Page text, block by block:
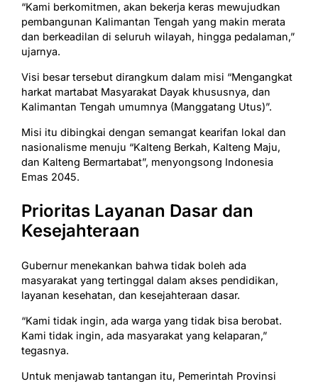
“Kami berkomitmen, akan bekerja keras mewujudkan
pembangunan Kalimantan Tengah yang makin merata
dan berkeadilan di seluruh wilayah, hingga pedalaman,”
ujarnya.
Visi besar tersebut dirangkum dalam misi “Mengangkat
harkat martabat Masyarakat Dayak khususnya, dan
Kalimantan Tengah umumnya (Manggatang Utus)”.
Misi itu dibingkai dengan semangat kearifan lokal dan
nasionalisme menuju “Kalteng Berkah, Kalteng Maju,
dan Kalteng Bermartabat”, menyongsong Indonesia
Emas 2045.
Prioritas Layanan Dasar dan
Kesejahteraan
Gubernur menekankan bahwa tidak boleh ada
masyarakat yang tertinggal dalam akses pendidikan,
layanan kesehatan, dan kesejahteraan dasar.
“Kami tidak ingin, ada warga yang tidak bisa berobat.
Kami tidak ingin, ada masyarakat yang kelaparan,”
tegasnya.
Untuk menjawab tantangan itu, Pemerintah Provinsi